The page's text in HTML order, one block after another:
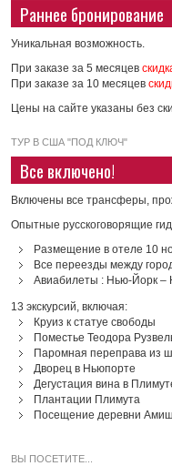
Раннее бронирование
Уникальная возможность.
При заказе за 5 месяцев
При заказе за 10 месяцев
Цены на сайте указаны без
ТУР В США "ПОД КЛЮЧ"
Все включено!
Включены все трансферы,
Опытные русскоговорящие
Размещение в отеле 10
Все переезды между
Авиабилеты : Нью-Йорк –
13 экскурсий, включая:
Круиз к статуе свободы
Поместье Теодора
Паромная переправа из
Дворец в Ньюпорте
Дегустация вина в
Плантации Плимута
Посещение деревни
ВЫ ПОСЕТИТЕ...